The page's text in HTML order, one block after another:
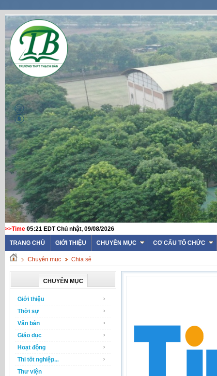
>>Time 05:21 EDT Chủ nhật, 09/08/2026
TRANG CHỦ GIỚI THIỆU CHUYÊN MỤC CƠ CẤU TỔ CHỨC
Chuyên mục Chia sẻ
CHUYÊN MỤC
Giới thiệu
Thời sự
Văn bản
Giáo dục
Hoạt động
Thi tốt nghiệp...
Thư viện